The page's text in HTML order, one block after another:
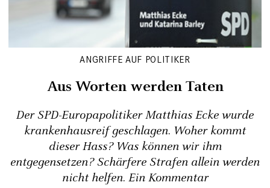
ANGRIFFE AUF POLITIKER
Aus Worten werden Taten
Der SPD-Europapolitiker Matthias Ecke wurde
krankenhausreif geschlagen. Woher kommt
dieser Hass? Was können wir ihm
entgegensetzen? Schärfere Strafen allein werden
nicht helfen. Ein Kommentar